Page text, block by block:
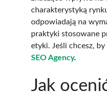
charakterystyką
odpowiadają na
praktyki stosowane
etyki. Jeśli chcesz,
SEO Agency.
Jak